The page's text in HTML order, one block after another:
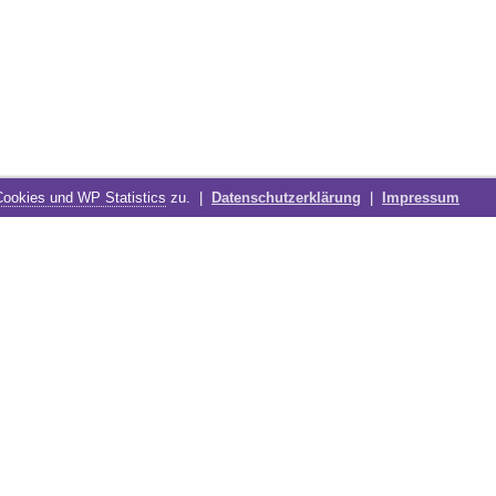
und WP Statistics zu. | Datenschutzerklärung Impressum